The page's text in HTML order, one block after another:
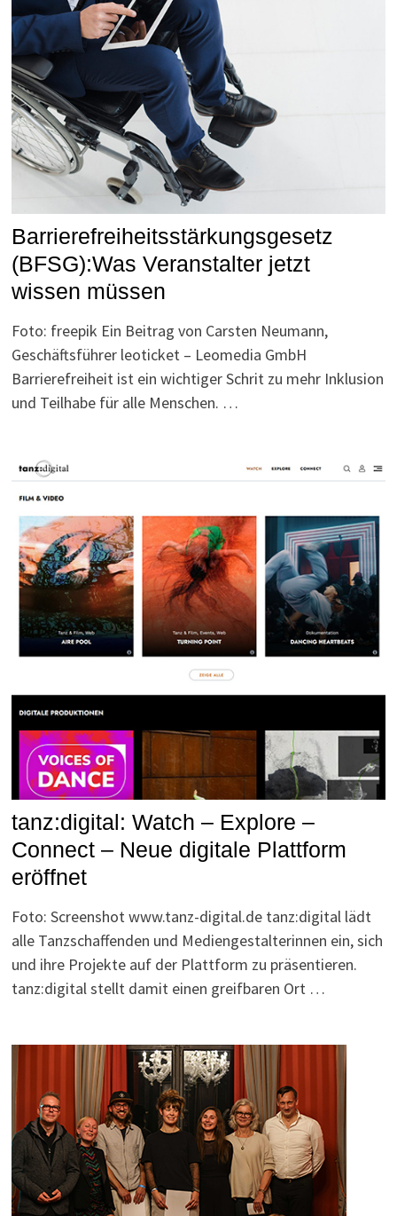
Barrierefreiheitsstärkungsgesetz
(BFSG):Was Veranstalter jetzt
wissen müssen
Foto: freepik Ein Beitrag von Carsten Neumann,
Geschäftsführer leoticket – Leomedia GmbH
Barrierefreiheit ist ein wichtiger Schrit zu mehr Inklusion
und Teilhabe für alle Menschen. …
tanz:digital: Watch – Explore –
Connect – Neue digitale Plattform
eröffnet
Foto: Screenshot www.tanz-digital.de tanz:digital lädt
alle Tanzschaffenden und Mediengestalterinnen ein, sich
und ihre Projekte auf der Plattform zu präsentieren.
tanz:digital stellt damit einen greifbaren Ort …